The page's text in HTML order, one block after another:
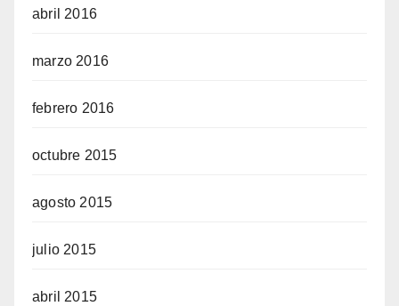
abril 2016
marzo 2016
febrero 2016
octubre 2015
agosto 2015
julio 2015
abril 2015